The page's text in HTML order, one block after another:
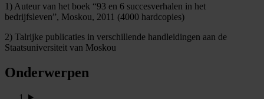
1) Auteur van het boek “93 en 6 succesverhalen in het
bedrijfsleven”, Moskou, 2011 (4000 hardcopies)
2) Talrijke publicaties in verschillende handleidingen aan de
Staatsuniversiteit van Moskou
Onderwerpen